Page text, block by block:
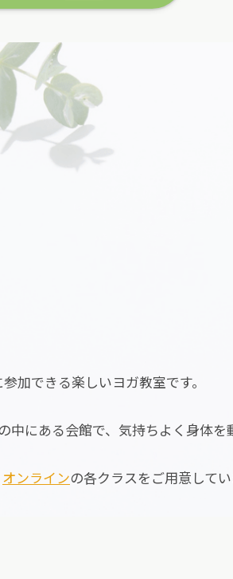
加できる楽しいヨガ教室です。
にある会館で、気持ちよく身体を
オンラインの各クラスをご用意してい